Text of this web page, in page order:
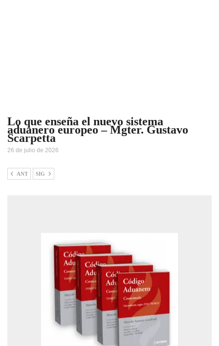
Lo que enseña el nuevo sistema
aduanero europeo – Mgter. Gustavo
Scarpetta
26 de julio de 2026
ANT SIG